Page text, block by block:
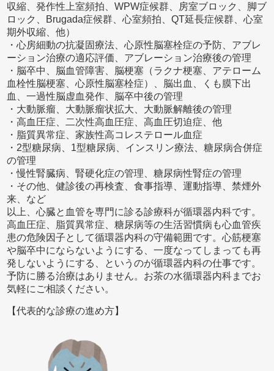
収縮、発作性上室頻拍、WPW症候群、房室ブロック、脚ブ
ロック、Brugada症候群、心室頻拍、QT延長症候群、心室
期外収縮、他）
・心房細動の抗凝固療法、心原性脳塞栓症の予防、アブレ
ーション治療の適応評価、アブレーション治療後の管理
・脳卒中、脳血管障害、脳梗塞（ラクナ梗塞、アテローム
血栓性脳梗塞、心原性脳塞栓症）、脳出血、くも膜下出
血、一過性脳虚血発作、脳卒中後の管理
・大動脈瘤、大動脈瘤状拡大、大動脈解離後の管理
・高血圧症、二次性高血圧症、高血圧切迫症、他
・脂質異常症、家族性高コレステロール血症
・2型糖尿病、1型糖尿病、インスリン療法、糖尿病合併症
の管理
・慢性腎臓病、腎硬化症の管理、糖尿病性腎症の管理
・その他、健診後の再検査、食事指導、運動指導、禁煙外
来、など
以上、心臓と血管を専門に診る診療科が循環器内科です。
高血圧症、脂質異常症、糖尿病等の生活習慣病も心血管疾
患の危険因子として循環器内科の守備範囲です。心筋梗塞
や脳卒中にならないようにする、一度なってしまっても再
発しないようにする、というのが循環器内科の仕事です。
予防に勝る治療はありません。お茶の水循環器内科までお
気軽にご相談ください。
【代表的な診療の進め方】